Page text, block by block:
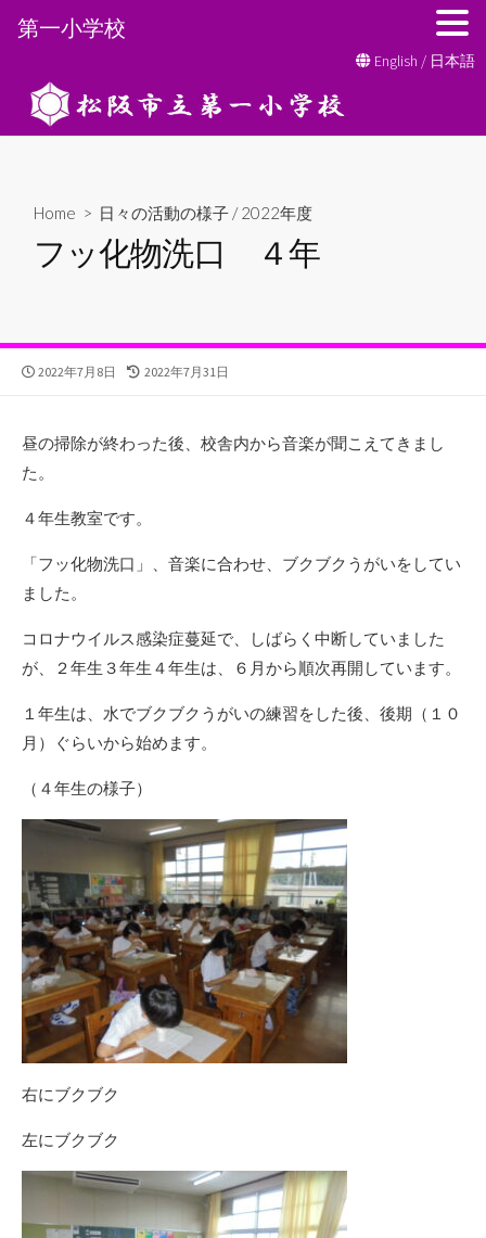
ン
English / 日本語
Home > 日々の活動の様子 /2022年度
フッ化物洗口 ４年
公
2022年7月8日
最
日
2022年7月31日
昼の掃除が終わった後、校舎内から音楽が聞こえてきまし
た。
４年生教室です。
「フッ化物洗口」、音楽に合わせ、ブクブクうがいをしてい
ました。
コロナウイルス感染症蔓延で、しばらく中断していました
が、２年生３年生４年生は、６月から順次再開しています。
１年生は、水でブクブクうがいの練習をした後、後期（１０
月）ぐらいから始めます。
（４年生の様子）
右にブクブク
左にブクブク
第一小学校